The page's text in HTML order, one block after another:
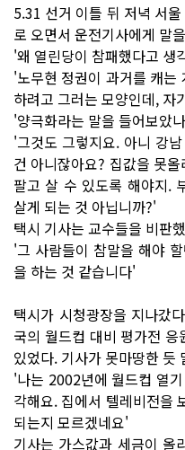
5.31 선거 이틀 뒤 저녁 서
로 오면서 운전기사에게 말
'왜 열린당이 참패했다고 생
'노무현 정권이 과거를 캐는
하려고 그러는 모양인데, 자
'양극화라는 말을 들어보았
'그것도 그렇지요. 아니 강
건 아니잖아요? 집값을 못
팔고 살 수 있도록 해야지.
살게 되는 것 아닙니까?'
택시 기사는 교수들을 비판
'그 사람들이 참말을 해야
을 하는 것 같습니다'
택시가 시청광장을 지나갔
국의 월드컵 대비 평가전
있었다. 기사가 못마땅한 듯
'나는 2002년에 월드컵 열
각해요. 집에서 텔레비전을
되는지 모르겠네요'
기사는 가스값과 세금이 올